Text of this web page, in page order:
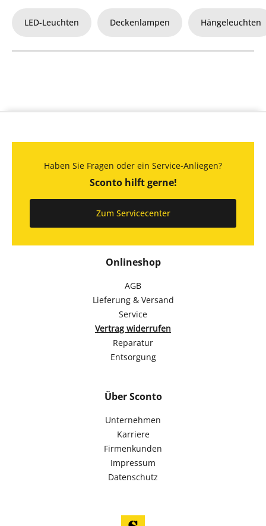
LED-Leuchten Deckenlampen Hängeleuchten
Onlineshop
AGB
Lieferung & Versand
Service
Vertrag widerrufen
Reparatur
Entsorgung
Über Sconto
Unternehmen
Karriere
Firmenkunden
Impressum
Datenschutz
Haben Sie Fragen oder ein Service-Anliegen?
Sconto hilft gerne!
Zum Servicecenter